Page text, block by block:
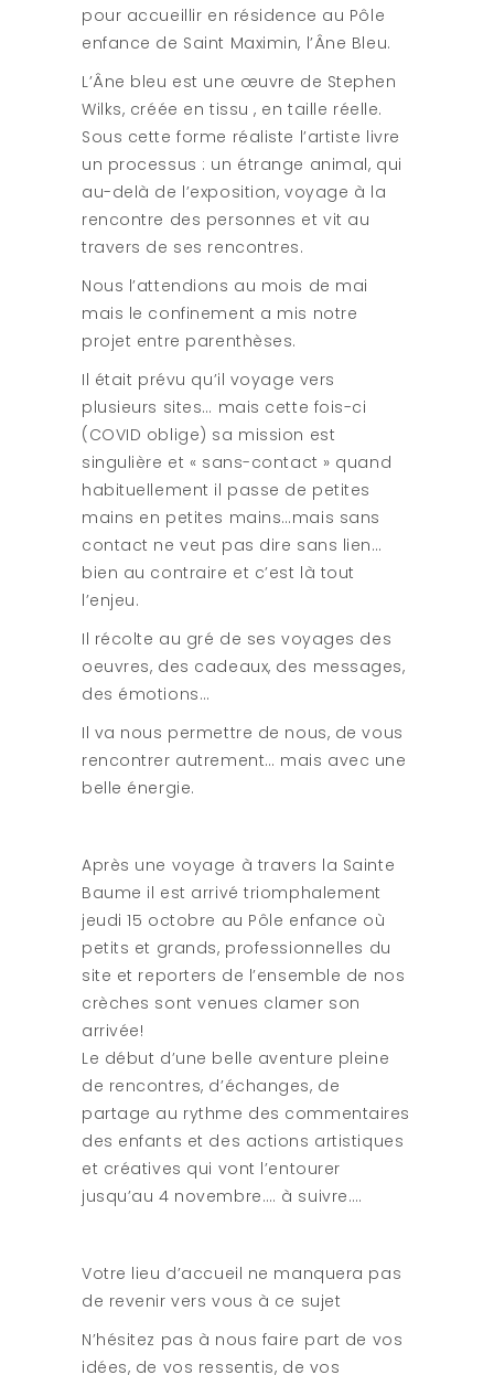
pour accueillir en résidence au Pôle
enfance de Saint Maximin, l’Âne Bleu.
L’Âne bleu est une œuvre de Stephen
Wilks, créée en tissu , en taille réelle.
Sous cette forme réaliste l’artiste livre
un processus : un étrange animal, qui
au-delà de l’exposition, voyage à la
rencontre des personnes et vit au
travers de ses rencontres.
Nous l’attendions au mois de mai
mais le confinement a mis notre
projet entre parenthèses.
Il était prévu qu’il voyage vers
plusieurs sites… mais cette fois-ci
(COVID oblige) sa mission est
singulière et « sans-contact » quand
habituellement il passe de petites
mains en petites mains…mais sans
contact ne veut pas dire sans lien…
bien au contraire et c’est là tout
l’enjeu.
Il récolte au gré de ses voyages des
oeuvres, des cadeaux, des messages,
des émotions…
Il va nous permettre de nous, de vous
rencontrer autrement… mais avec une
belle énergie.
Après une voyage à travers la Sainte
Baume il est arrivé triomphalement
jeudi 15 octobre au Pôle enfance où
petits et grands, professionnelles du
site et reporters de l’ensemble de nos
crèches sont venues clamer son
arrivée!
Le début d’une belle aventure pleine
de rencontres, d’échanges, de
partage au rythme des commentaires
des enfants et des actions artistiques
et créatives qui vont l’entourer
jusqu’au 4 novembre…. à suivre….
Votre lieu d’accueil ne manquera pas
de revenir vers vous à ce sujet
N’hésitez pas à nous faire part de vos
idées, de vos ressentis, de vos